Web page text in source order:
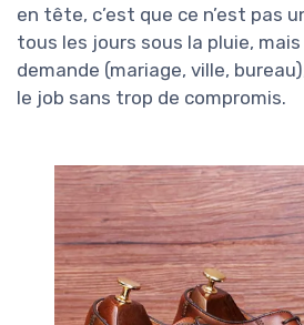
en tête, c’est que ce n’est pas
tous les jours sous la pluie, mais
demande (mariage, ville,
le job sans trop de compromis.